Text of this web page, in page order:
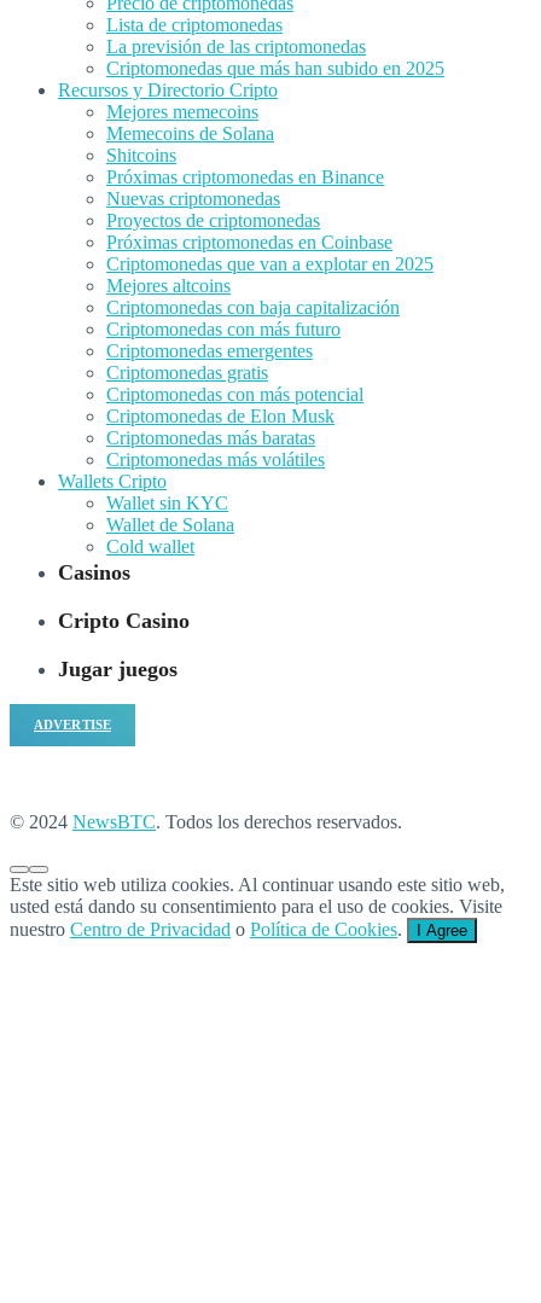
Lista de criptomonedas
La previsión de las criptomonedas
Criptomonedas que más han subido en 2025
Recursos y Directorio Cripto
Mejores memecoins
Memecoins de Solana
Shitcoins
Próximas criptomonedas en Binance
Nuevas criptomonedas
Proyectos de criptomonedas
Próximas criptomonedas en Coinbase
Criptomonedas que van a explotar en 2025
Mejores altcoins
Criptomonedas con baja capitalización
Criptomonedas con más futuro
Criptomonedas emergentes
Criptomonedas gratis
Criptomonedas con más potencial
Criptomonedas de Elon Musk
Criptomonedas más baratas
Criptomonedas más volátiles
Wallets Cripto
Wallet sin KYC
Wallet de Solana
Cold wallet
Casinos
Cripto Casino
Jugar juegos
ADVERTISE
© 2024 NewsBTC. Todos los derechos reservados.
Este sitio web utiliza cookies. Al continuar usando este sitio web,
usted está dando su consentimiento para el uso de cookies. Visite
nuestro Centro de Privacidad o Política de Cookies. I Agree